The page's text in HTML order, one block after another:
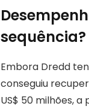
sequência?
Embora Dredd
conseguiu
US$ 50 milhões,